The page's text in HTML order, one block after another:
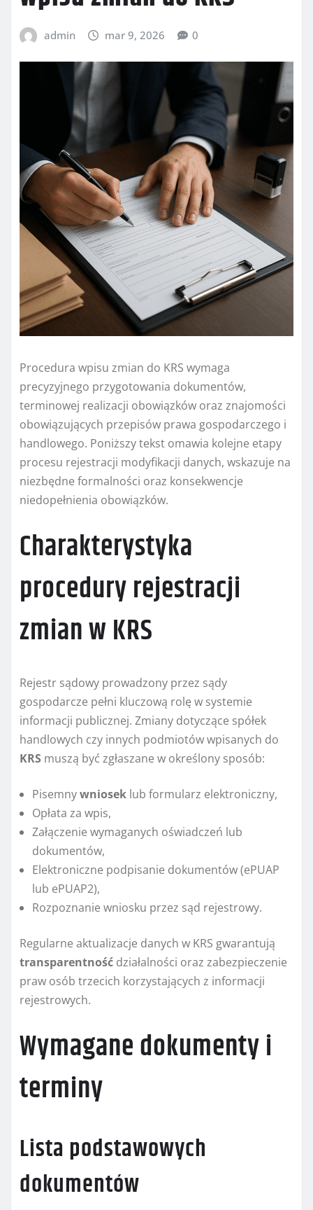
admin mar 9, 2026 0
Procedura wpisu zmian do KRS wymaga
precyzyjnego przygotowania dokumentów,
terminowej realizacji obowiązków oraz znajomości
obowiązujących przepisów prawa gospodarczego i
handlowego. Poniższy tekst omawia kolejne etapy
procesu rejestracji modyfikacji danych, wskazuje na
niezbędne formalności oraz konsekwencje
niedopełnienia obowiązków.
Charakterystyka
procedury rejestracji
zmian w KRS
Rejestr sądowy prowadzony przez sądy
gospodarcze pełni kluczową rolę w systemie
informacji publicznej. Zmiany dotyczące spółek
handlowych czy innych podmiotów wpisanych do
KRS muszą być zgłaszane w określony sposób:
Pisemnywniosek lub formularz elektroniczny,
Opłata za wpis,
Załączenie wymaganych oświadczeń lub
dokumentów,
Elektroniczne podpisanie dokumentów (ePUAP
lub ePUAP2),
Rozpoznanie wniosku przez sąd rejestrowy.
Regularne aktualizacje danych w KRS gwarantują
transparentność działalności oraz zabezpieczenie
praw osób trzecich korzystających z informacji
rejestrowych.
Wymagane dokumenty i
terminy
Lista podstawowych
dokumentów